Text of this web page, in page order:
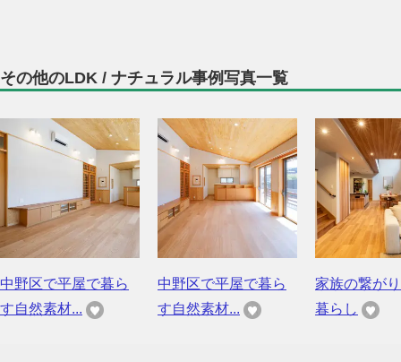
その他のLDK / ナチュラル事例写真一覧
中野区で平屋で暮ら
す自然素材...
中野区で平屋で暮ら
す自然素材...
家族の繋が
暮らし